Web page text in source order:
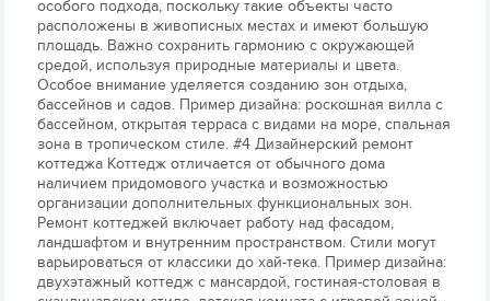
особого подхода, поскольку такие объекты часто
расположены в живописных местах и имеют большую
площадь. Важно сохранить гармонию с окружающей
средой, используя природные материалы и цвета.
Особое внимание уделяется созданию зон отдыха,
бассейнов и садов. Пример дизайна: роскошная вилла с
бассейном, открытая терраса с видами на море, спальная
зона в тропическом стиле. #4 Дизайнерский ремонт
коттеджа Коттедж отличается от обычного дома
наличием придомового участка и возможностью
организации дополнительных функциональных зон.
Ремонт коттеджей включает работу над фасадом,
ландшафтом и внутренним пространством. Стили могут
варьироваться от классики до хай-тека. Пример дизайна:
двухэтажный коттедж с мансардой, гостиная-столовая в